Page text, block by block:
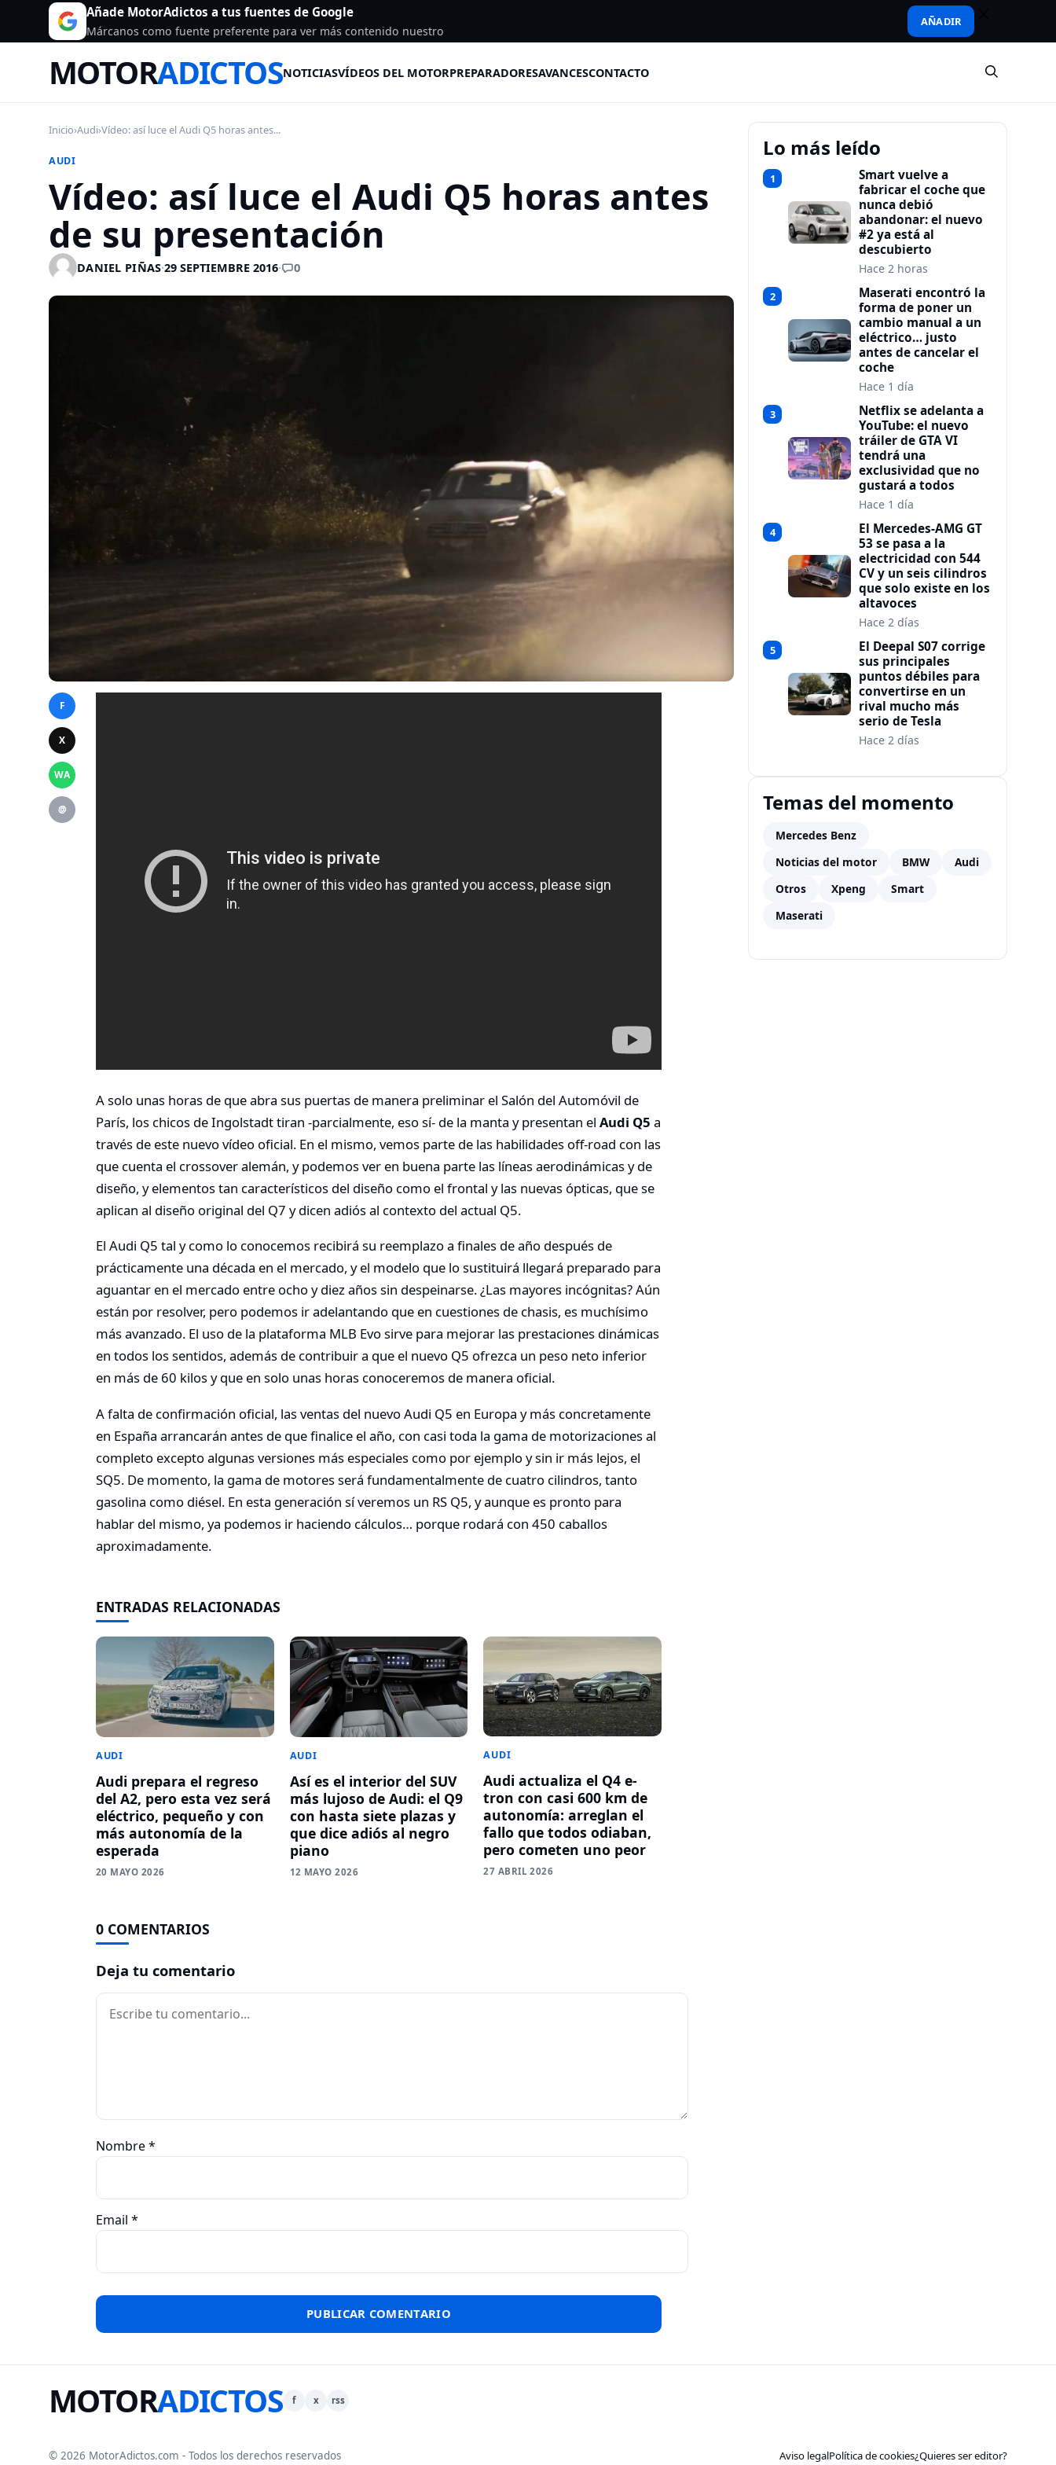
Añade MotorAdictos a tus fuentes de Google
Márcanos como fuente preferente para ver más contenido nuestro
AÑADIR
MOTORADICTOSNOTICIASVÍDEOS DEL MOTORPREPARADORESAVANCESCONTACTO
Inicio›Audi›Vídeo: así luce el Audi Q5 horas antes...
AUDI
Vídeo: así luce el Audi Q5 horas antes
de su presentación
DANIEL PIÑAS·29 SEPTIEMBRE 2016· 0
F
X
WA
@
A solo unas horas de que abra sus puertas de manera preliminar el Salón del Automóvil de
París, los chicos de Ingolstadt tiran -parcialmente, eso sí- de la manta y presentan el Audi Q5 a
través de este nuevo vídeo oficial. En el mismo, vemos parte de las habilidades off-road con las
que cuenta el crossover alemán, y podemos ver en buena parte las líneas aerodinámicas y de
diseño, y elementos tan característicos del diseño como el frontal y las nuevas ópticas, que se
aplican al diseño original del Q7 y dicen adiós al contexto del actual Q5.
El Audi Q5 tal y como lo conocemos recibirá su reemplazo a finales de año después de
prácticamente una década en el mercado, y el modelo que lo sustituirá llegará preparado para
aguantar en el mercado entre ocho y diez años sin despeinarse. ¿Las mayores incógnitas? Aún
están por resolver, pero podemos ir adelantando que en cuestiones de chasis, es muchísimo
más avanzado. El uso de la plataforma MLB Evo sirve para mejorar las prestaciones dinámicas
en todos los sentidos, además de contribuir a que el nuevo Q5 ofrezca un peso neto inferior
en más de 60 kilos y que en solo unas horas conoceremos de manera oficial.
A falta de confirmación oficial, las ventas del nuevo Audi Q5 en Europa y más concretamente
en España arrancarán antes de que finalice el año, con casi toda la gama de motorizaciones al
completo excepto algunas versiones más especiales como por ejemplo y sin ir más lejos, el
SQ5. De momento, la gama de motores será fundamentalmente de cuatro cilindros, tanto
gasolina como diésel. En esta generación sí veremos un RS Q5, y aunque es pronto para
hablar del mismo, ya podemos ir haciendo cálculos… porque rodará con 450 caballos
aproximadamente.
ENTRADAS RELACIONADAS
AUDI
Audi prepara el regreso
del A2, pero esta vez será
eléctrico, pequeño y con
más autonomía de la
esperada
20 MAYO 2026
AUDI
Así es el interior del SUV
más lujoso de Audi: el Q9
con hasta siete plazas y
que dice adiós al negro
piano
12 MAYO 2026
AUDI
Audi actualiza el Q4 e-
tron con casi 600 km de
autonomía: arreglan el
fallo que todos odiaban,
pero cometen uno peor
27 ABRIL 2026
0 COMENTARIOS
Deja tu comentario
Comentario
Nombre*
Email *
Lo más leído
1
Smart vuelve a
fabricar el coche que
nunca debió
abandonar: el nuevo
#2 ya está al
descubierto
Hace 2 horas
2
Maserati encontró la
forma de poner un
cambio manual a un
eléctrico… justo
antes de cancelar el
coche
Hace 1 día
3
Netflix se adelanta a
YouTube: el nuevo
tráiler de GTA VI
tendrá una
exclusividad que no
gustará a todos
Hace 1 día
4
El Mercedes-AMG GT
53 se pasa a la
electricidad con 544
CV y un seis cilindros
que solo existe en los
altavoces
Hace 2 días
5
El Deepal S07 corrige
sus principales
puntos débiles para
convertirse en un
rival mucho más
serio de Tesla
Hace 2 días
Temas del momento
Mercedes Benz
Noticias del motor
BMW
Audi
Otros
Xpeng
Smart
Maserati
MOTORADICTOS f x rss
© 2026 MotorAdictos.com - Todos los derechos reservados Aviso legalPolítica de cookies¿Quieres ser editor?